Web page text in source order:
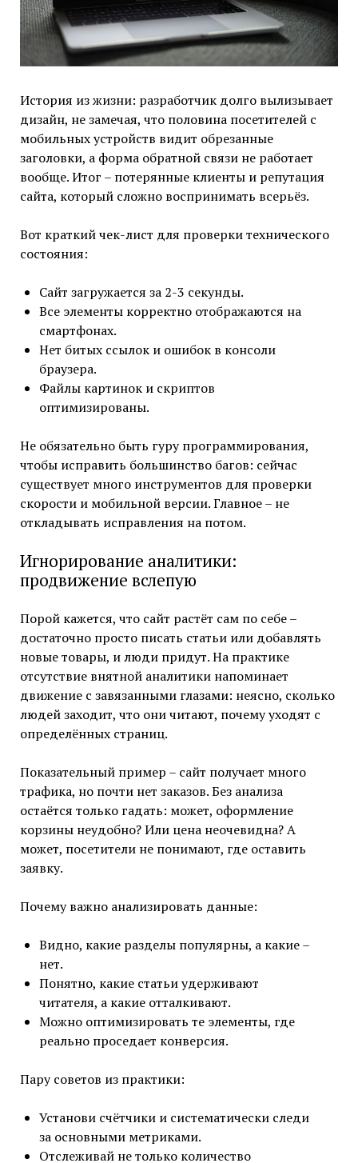
История из жизни: разработчик долго вылизывает
дизайн, не замечая, что половина посетителей с
мобильных устройств видит обрезанные
заголовки, а форма обратной связи не работает
вообще. Итог – потерянные клиенты и репутация
сайта, который сложно воспринимать всерьёз.
Вот краткий чек-лист для проверки технического
состояния:
Сайт загружается за 2-3 секунды.
Все элементы корректно отображаются на
смартфонах.
Нет битых ссылок и ошибок в консоли
браузера.
Файлы картинок и скриптов
оптимизированы.
Не обязательно быть гуру программирования,
чтобы исправить большинство багов: сейчас
существует много инструментов для проверки
скорости и мобильной версии. Главное – не
откладывать исправления на потом.
Игнорирование аналитики:
продвижение вслепую
Порой кажется, что сайт растёт сам по себе –
достаточно просто писать статьи или добавлять
новые товары, и люди придут. На практике
отсутствие внятной аналитики напоминает
движение с завязанными глазами: неясно, сколько
людей заходит, что они читают, почему уходят с
определённых страниц.
Показательный пример – сайт получает много
трафика, но почти нет заказов. Без анализа
остаётся только гадать: может, оформление
корзины неудобно? Или цена неочевидна? А
может, посетители не понимают, где оставить
заявку.
Почему важно анализировать данные:
Видно, какие разделы популярны, а какие –
нет.
Понятно, какие статьи удерживают
читателя, а какие отталкивают.
Можно оптимизировать те элементы, где
реально проседает конверсия.
Пару советов из практики:
Установи счётчики и систематически следи
за основными метриками.
Отслеживай не только количество